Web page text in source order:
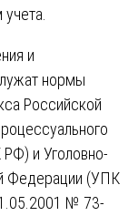
и
нормы
Российской
и Уголовно-
Федерации (УПК
№ 73-